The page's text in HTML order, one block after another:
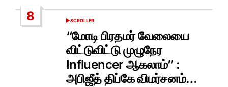
8
POSTED
IN
SCROLLER
“மோடி பிரதமர் வேலையை
விட்டுவிட்டு முழுநேர
Influencer ஆகலாம்” :
அபிஜீத் திப்கே விமர்சனம்…